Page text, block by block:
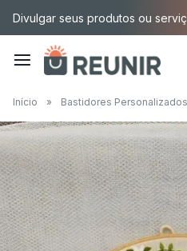
conteúdo
Divulgar seus produtos ou
a
tecnologia
trabalho
Início » Bastidores Personalizados